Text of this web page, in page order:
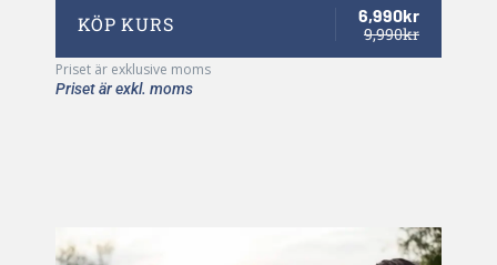
KÖP KURS
6,990kr
9,990kr
Priset är exklusive moms
Priset är exkl. moms